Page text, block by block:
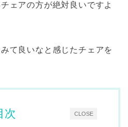
ェアの方が絶対良いですよ
て良いなと感じたチェアを
CLOSE
次